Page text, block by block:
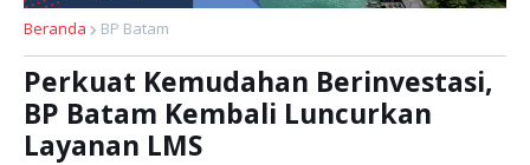
Beranda BP Batam
Perkuat Kemudahan Berinvestasi,
BP Batam Kembali Luncurkan
Layanan LMS